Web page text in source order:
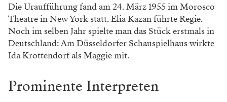
Die Uraufführung fand am 24. März 1955 im Morosco
Theatre in New York statt. Elia Kazan führte Regie.
Noch im selben Jahr spielte man das Stück erstmals in
Deutschland: Am Düsseldorfer Schauspielhaus wirkte
Ida Krottendorf als Maggie mit.
Prominente Interpreten